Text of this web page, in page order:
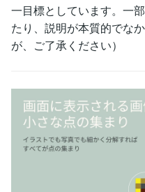
一目標としています。一
たり、説明が本質的でな
が、ご了承ください）